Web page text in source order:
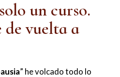
un curso.
de vuelta a
” he volcado todo lo